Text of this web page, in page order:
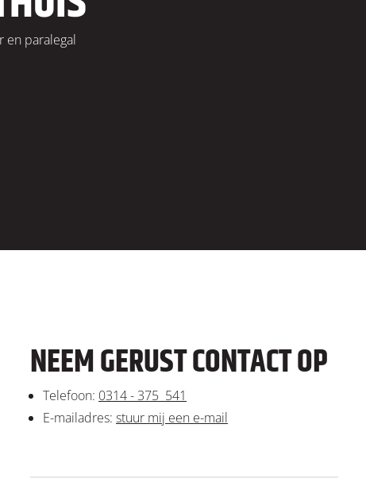
en paralegal
NEEM GERUST CONTACT OP
Telefoon: 0314 - 375 541
E-mailadres: stuur mij een e-mail